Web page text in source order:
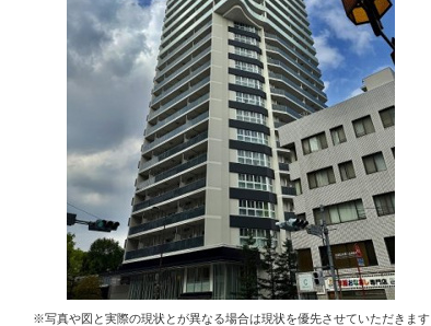
※写真や図と実際の現状とが異なる場合は現状を優先させていただきます